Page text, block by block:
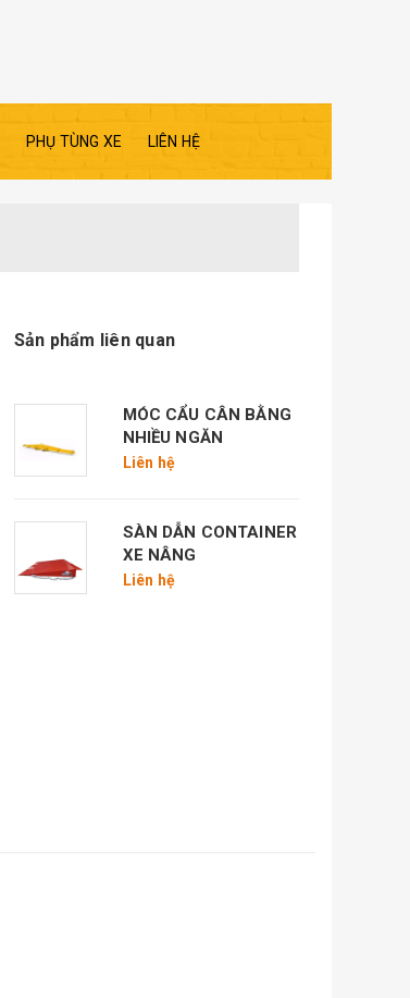
PHỤ TÙNG XE LIÊN HỆ
Sản phẩm liên quan
MÓC CẨU CÂN BẰNG
NHIỀU NGĂN
Liên hệ
SÀN DẪN CONTAINER
XE NÂNG
Liên hệ